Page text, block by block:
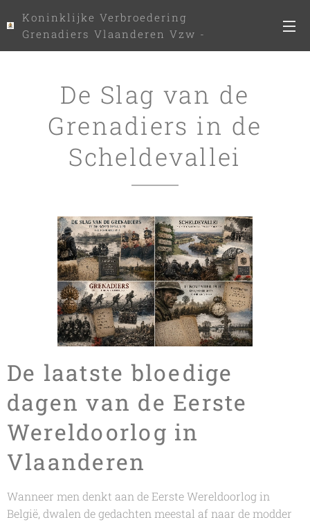
Koninklijke Verbroedering
Grenadiers Vlaanderen Vzw -
www.kvgv.be
De Slag van de
Grenadiers in de
Scheldevallei
De laatste bloedige
dagen van de Eerste
Wereldoorlog in
Vlaanderen
Wanneer men denkt aan de Eerste Wereldoorlog in
België, dwalen de gedachten meestal af naar de modder